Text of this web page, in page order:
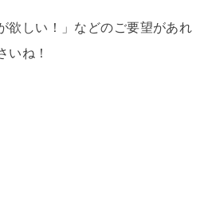
欲しい！」などのご要望があれ
いね！